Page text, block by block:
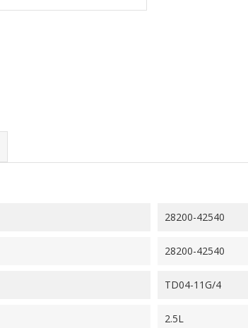
28200-42540
28200-42540
TD04-11G/4
2.5L